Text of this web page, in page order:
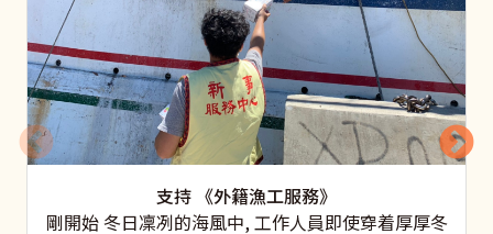
支持 《外籍漁工服務》
剛開始 冬日凜冽的海風中, 工作人員即使穿着厚厚冬